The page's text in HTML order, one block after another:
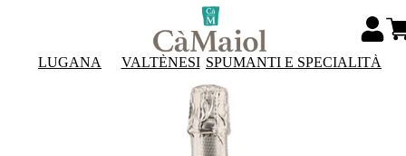
LUGANA VALTÈNESI SPUMANTI E SPECIALITÀ